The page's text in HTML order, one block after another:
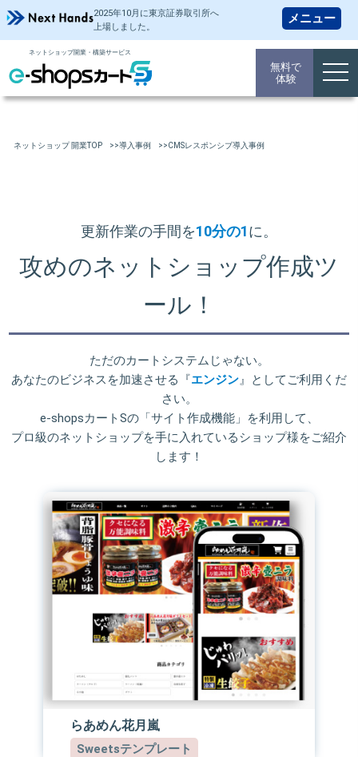
2025年10月に東京証券取引所へ
上場しました。
ネットショップ開業・構築サービス
無料で
体験
ネットショップ 開業TOP 導入事例 CMSレスポンシブ導入事例
更新作業の手間を10分の1に。
攻めのネットショップ作成ツ
ール！
ただのカートシステムじゃない。
あなたのビジネスを加速させる『エンジン』としてご利用くだ
さい。
e-shopsカートSの「サイト作成機能」を利用して、
プロ級のネットショップを手に入れているショップ様をご紹介
します！
らあめん花月嵐
Sweetsテンプレート